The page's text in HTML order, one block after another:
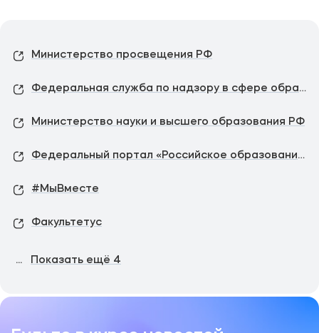
Министерство просвещения РФ
Федеральная служба по надзору в сфере образования и науки
Министерство науки и высшего образования РФ
Федеральный портал «Российское образование»
#МыВместе
Факультетус
... Показать ещё 4